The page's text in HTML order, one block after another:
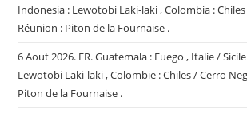
Indonesia : Lewotobi Laki-laki , Colombia :
Réunion : Piton de la Fournaise .
6 Aout 2026. FR. Guatemala : Fuego , Italie /
Lewotobi Laki-laki , Colombie : Chiles / Cerro
Piton de la Fournaise .